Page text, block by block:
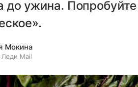
до ужина.
Мокина
Леди Mail